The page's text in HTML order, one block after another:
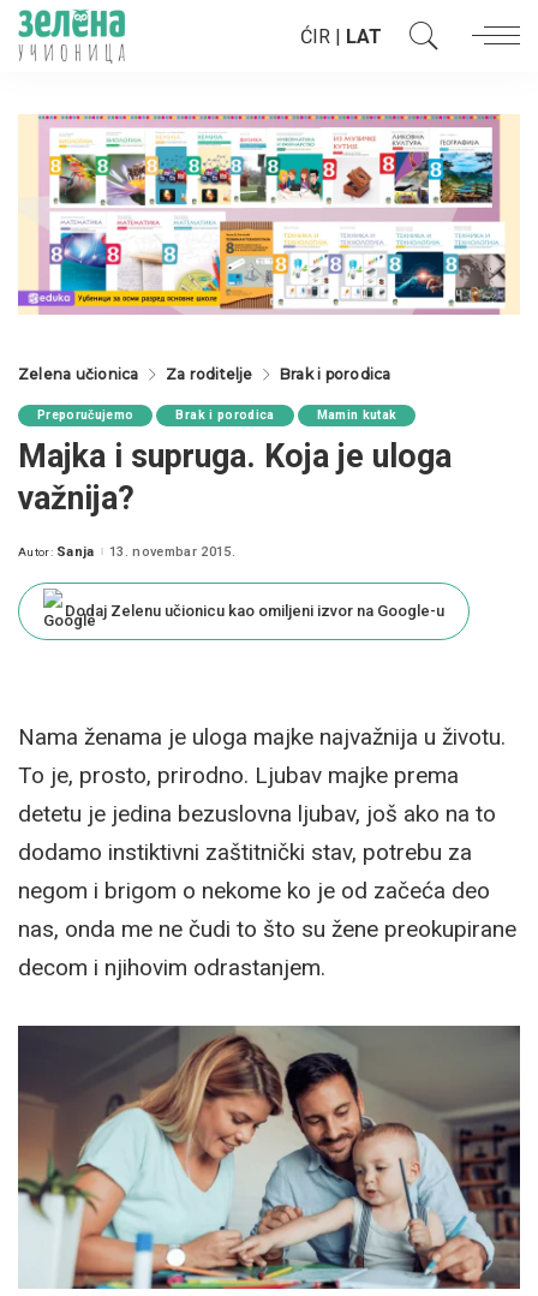
ĆIR | LAT
Zelena učionica Za roditelje Brak i porodica
Preporučujemo Brak i porodica Mamin kutak
Majka i supruga. Koja je uloga
važnija?
Posted
Autor: Sanja 13. novembar 2015.
Dodaj Zelenu učionicu kao omiljeni izvor na Google-u
Nama ženama je uloga majke najvažnija u životu.
To je, prosto, prirodno. Ljubav majke prema
detetu je jedina bezuslovna ljubav, još ako na to
dodamo instiktivni zaštitnički stav, potrebu za
negom i brigom o nekome ko je od začeća deo
nas, onda me ne čudi to što su žene preokupirane
decom i njihovim odrastanjem.